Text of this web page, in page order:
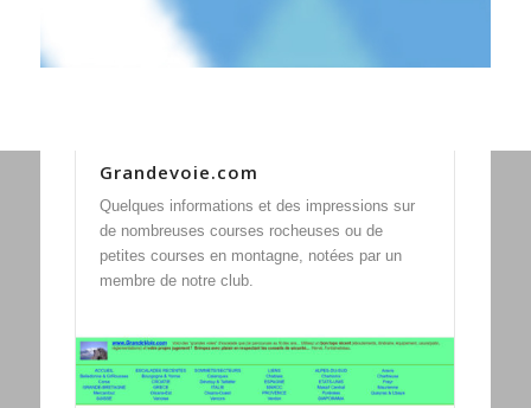
Grandevoie.com
Quelques informations et des impressions sur
de nombreuses courses rocheuses ou de
petites courses en montagne, notées par un
membre de notre club.